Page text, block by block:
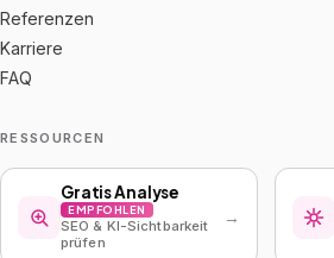
Referenzen
Karriere
FAQ
RESSOURCEN
Gratis Analyse
EMPFOHLEN
SEO & KI-Sichtbarkeit
prüfen
→